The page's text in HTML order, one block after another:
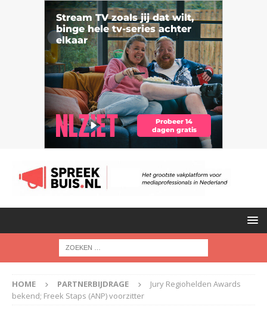
HOME PARTNERBIJDRAGE
Jury Regiohelden Awards
bekend; Freek Staps (ANP) voorzitter